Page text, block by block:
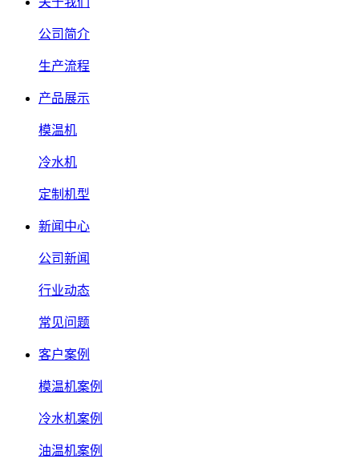
公司简介
生产流程
产品展示
模温机
冷水机
定制机型
新闻中心
公司新闻
行业动态
常见问题
客户案例
模温机案例
冷水机案例
油温机案例